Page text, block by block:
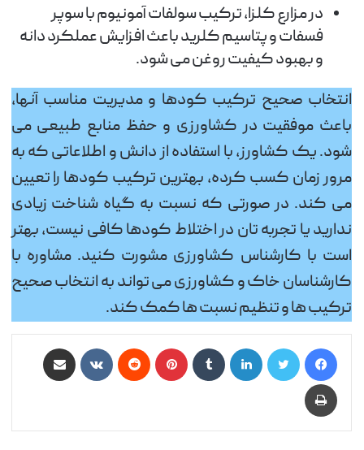
در مزارع کلزا، ترکیب سولفات آمونیوم با سوپر
فسفات و پتاسیم کلرید باعث افزایش عملکرد دانه
و بهبود کیفیت روغن می شود.
انتخاب صحیح ترکیب کودها و مدیریت مناسب آنها،
باعث موفقیت در کشاورزی و حفظ منابع طبیعی می
شود. یک کشاورز، با استفاده از دانش و اطلاعاتی که به
مرور زمان کسب کرده، بهترین ترکیب کودها را تعیین
می کند. در صورتی که نسبت به گیاه شناخت زیادی
ندارید یا تجربه تان در اختلاط کودها کافی نیست، بهتر
است با کارشناس کشاورزی مشورت کنید. مشاوره با
کارشناسان خاک و کشاورزی می تواند به انتخاب صحیح
ترکیب ها و تنظیم نسبت ها کمک کند.
فیس بوک توییتر لینکدین ‫تامبلر ‫پین‌ترست ‫رددیت ‫VKontakte
چاپ